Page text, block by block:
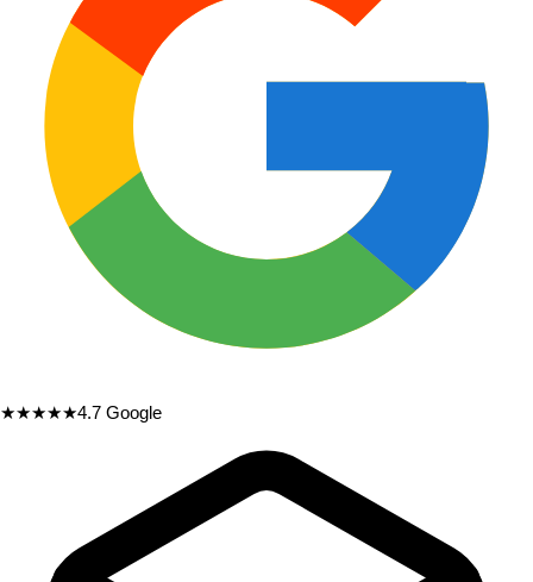
★★★★★4.7 Google